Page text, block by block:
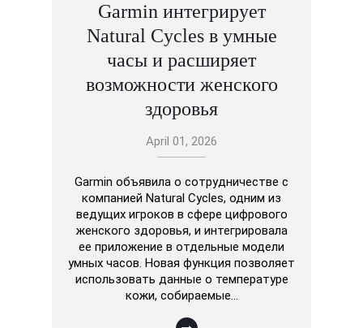
Garmin интегрирует
Natural Cycles в умные
часы и расширяет
возможности женского
здоровья
April 01, 2026
Garmin объявила о сотрудничестве с
компанией Natural Cycles, одним из
ведущих игроков в сфере цифрового
женского здоровья, и интегрировала
ее приложение в отдельные модели
умных часов. Новая функция позволяет
использовать данные о температуре
кожи, собираемые…